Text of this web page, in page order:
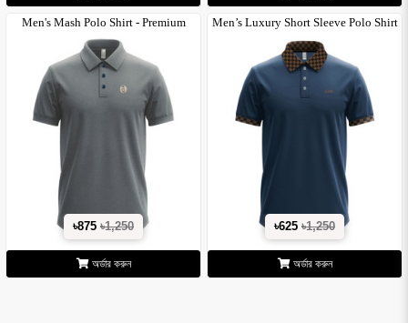
Men's Mash Polo Shirt - Premium
Textur..
৳875 ৳1,250
অর্ডার করুন
Men’s Luxury Short Sleeve Polo Shirt
w..
৳625 ৳1,250
অর্ডার করুন